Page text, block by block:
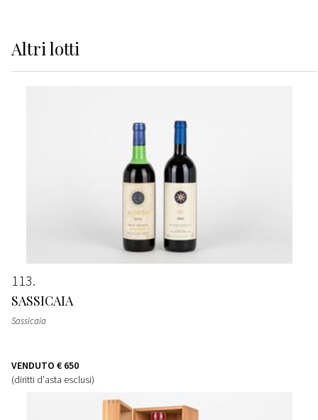
Altrilotti
113
SASSICAIA
Sassicaia
VENDUTO € 650
(diritti d'asta esclusi)